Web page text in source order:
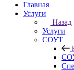
Главная
Услуги
Назад
Услуги
СОУТ